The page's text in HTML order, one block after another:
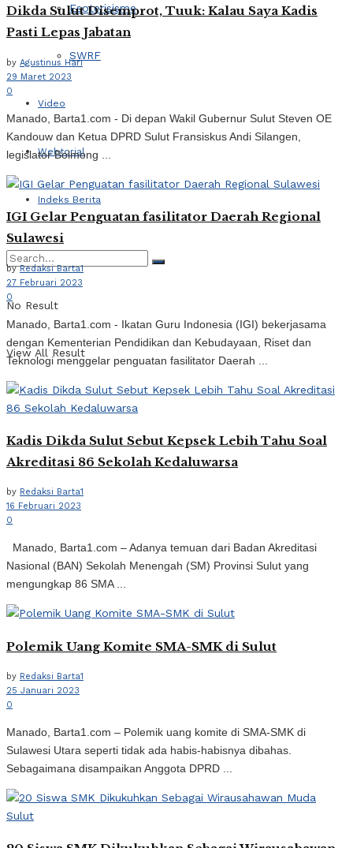
Esoterisisme
SWRF
Video
Webtorial
Indeks Berita
No Result
View All Result
Dikda Sulut Disemprot, Tuuk: Kalau Saya Kadis
Pasti Lepas Jabatan
by Agustinus Hari
29 Maret 2023
0
Manado, Barta1.com - Di depan Wakil Gubernur Sulut Steven OE
Kandouw dan Ketua DPRD Sulut Fransiskus Andi Silangen,
legislator Bolmong ...
IGI Gelar Penguatan fasilitator Daerah Regional
Sulawesi
by Redaksi Barta1
27 Februari 2023
0
Manado, Barta1.com - Ikatan Guru Indonesia (IGI) bekerjasama
dengan Kementerian Pendidikan dan Kebudayaan, Riset dan
Teknologi menggelar penguatan fasilitator Daerah ...
Kadis Dikda Sulut Sebut Kepsek Lebih Tahu Soal
Akreditasi 86 Sekolah Kedaluwarsa
by Redaksi Barta1
16 Februari 2023
0
Manado, Barta1.com – Adanya temuan dari Badan Akreditasi
Nasional (BAN) Sekolah Menengah (SM) Provinsi Sulut yang
mengungkap 86 SMA ...
Polemik Uang Komite SMA-SMK di Sulut
by Redaksi Barta1
25 Januari 2023
0
Manado, Barta1.com – Polemik uang komite di SMA-SMK di
Sulawesi Utara seperti tidak ada habis-habisnya dibahas.
Sebagaimana disampaikan Anggota DPRD ...